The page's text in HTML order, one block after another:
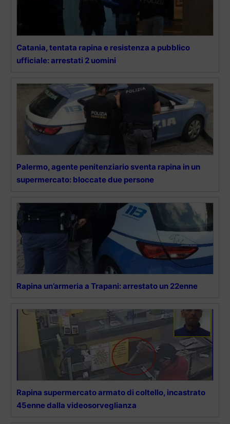
Catania, tentata rapina e resistenza a pubblico
ufficiale: arrestati 2 uomini
Palermo, agente penitenziario sventa rapina in un
supermercato: bloccate due persone
Rapina un’armeria a Trapani: arrestato un 22enne
Rapina supermercato armato di coltello, incastrato
45enne dalla videosorveglianza